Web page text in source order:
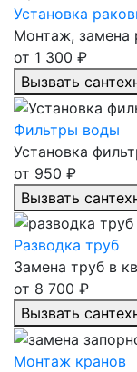
Установка
Монтаж, замена
от 1 300 ₽
Вызвать
Фильтры воды
Установка
от 950 ₽
Вызвать
Разводка труб
Замена труб в
от 8 700 ₽
Вызвать
Монтаж кранов